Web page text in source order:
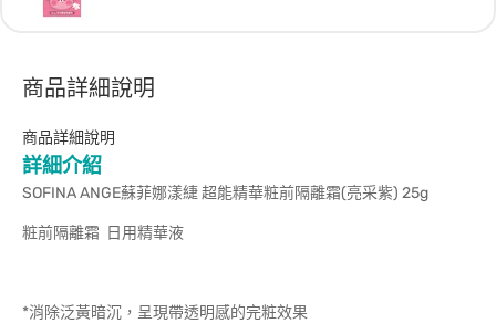
商品詳細說明
商品詳細說明
詳細介紹
SOFINA ANGE蘇菲娜漾緁 超能精華粧前隔離霜(亮采紫) 25g
粧前隔離霜 日用精華液
*消除泛黃暗沉，呈現帶透明感的完粧效果